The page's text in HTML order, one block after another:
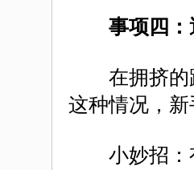
事项四：
在拥挤的路
这种情况，
小妙招：有